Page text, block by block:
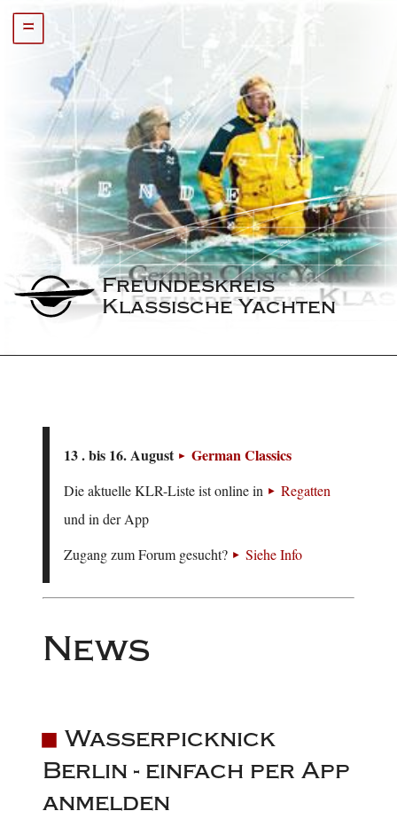
=
Freundeskreis
Klassische Yachten
13 . bis 16. August German Classics
Die aktuelle KLR-Liste ist online in
Regatten
und in der App
Zugang zum Forum gesucht?
Siehe Info
News
Wasserpicknick
Berlin - einfach per App
anmelden